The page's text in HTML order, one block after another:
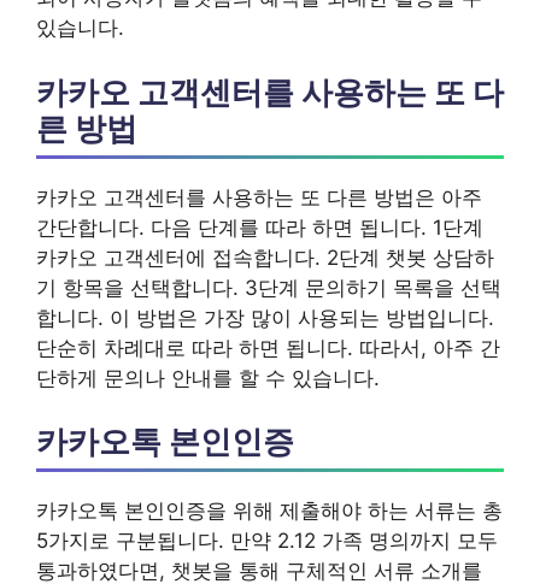
있습니다.
카카오 고객센터를 사용하는 또 다
른 방법
카카오 고객센터를 사용하는 또 다른 방법은 아주
간단합니다. 다음 단계를 따라 하면 됩니다. 1단계
카카오 고객센터에 접속합니다. 2단계 챗봇 상담하
기 항목을 선택합니다. 3단계 문의하기 목록을 선택
합니다. 이 방법은 가장 많이 사용되는 방법입니다.
단순히 차례대로 따라 하면 됩니다. 따라서, 아주 간
단하게 문의나 안내를 할 수 있습니다.
카카오톡 본인인증
카카오톡 본인인증을 위해 제출해야 하는 서류는 총
5가지로 구분됩니다. 만약 2.12 가족 명의까지 모두
통과하였다면, 챗봇을 통해 구체적인 서류 소개를